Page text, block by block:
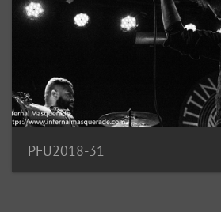
PFU2018-31